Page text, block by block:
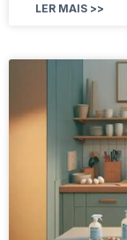
LER MAIS >>